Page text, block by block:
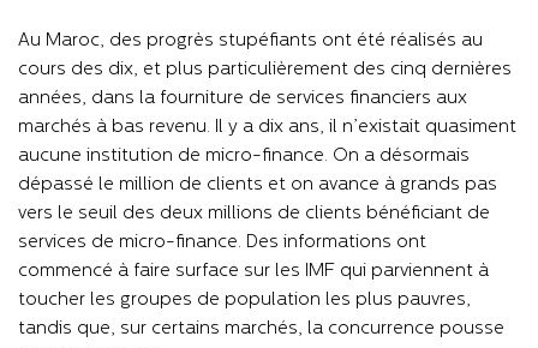
Au Maroc, des progrès stupéfiants ont été réalisés au
cours des dix, et plus particulièrement des cinq dernières
années, dans la fourniture de services financiers aux
marchés à bas revenu. Il y a dix ans, il n’existait quasiment
aucune institution de micro-finance. On a désormais
dépassé le million de clients et on avance à grands pas
vers le seuil des deux millions de clients bénéficiant de
services de micro-finance. Des informations ont
commencé à faire surface sur les IMF qui parviennent à
toucher les groupes de population les plus pauvres,
tandis que, sur certains marchés, la concurrence pousse